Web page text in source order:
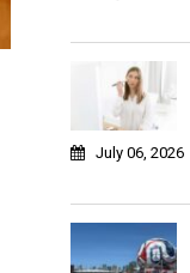
July 06, 2026